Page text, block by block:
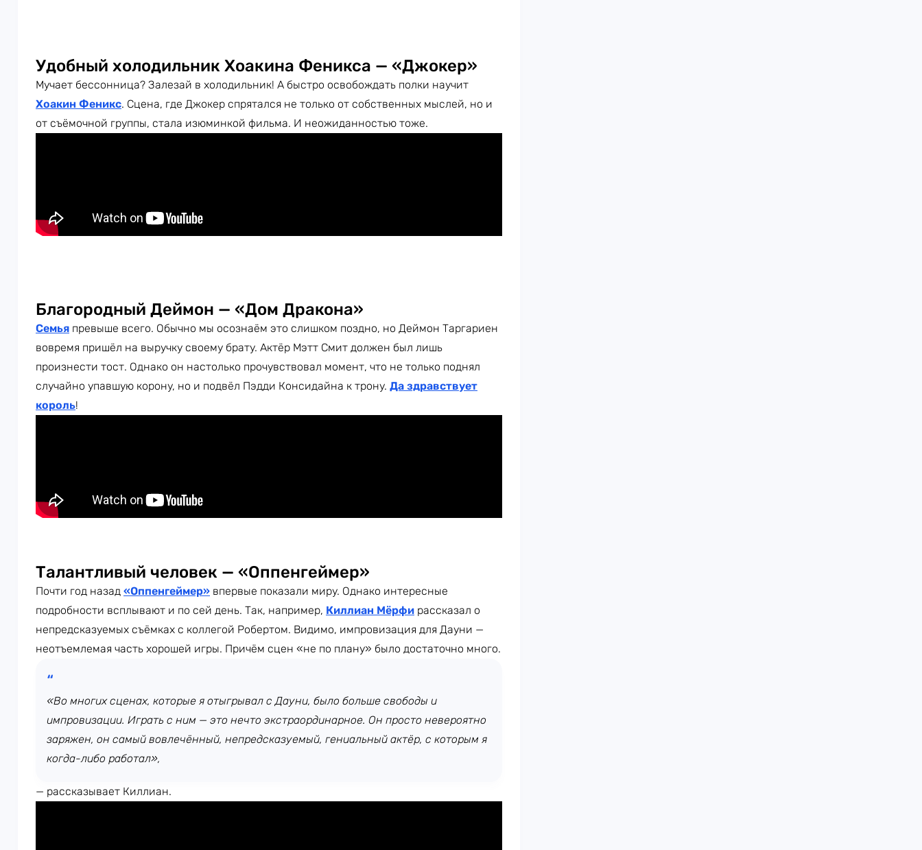
Удобный холодильник Хоакина Феникса — «Джокер»
Мучает бессонница? Залезай в холодильник! А быстро освобождать полки научит
Хоакин Феникс. Сцена, где Джокер спрятался не только от собственных мыслей, но и
от съёмочной группы, стала изюминкой фильма. И неожиданностью тоже.
Благородный Деймон — «Дом Дракона»
Семья превыше всего. Обычно мы осознаём это слишком поздно, но Деймон Таргариен
вовремя пришёл на выручку своему брату. Актёр Мэтт Смит должен был лишь
произнести тост. Однако он настолько прочувствовал момент, что не только поднял
случайно упавшую корону, но и подвёл Пэдди Консидайна к трону. Да здравствует
король!
Талантливый человек — «Оппенгеймер»
Почти год назад «Оппенгеймер» впервые показали миру. Однако интересные
подробности всплывают и по сей день. Так, например, Киллиан Мёрфи рассказал о
непредсказуемых съёмках с коллегой Робертом. Видимо, импровизация для Дауни —
неотъемлемая часть хорошей игры. Причём сцен «не по плану» было достаточно много.
«Во многих сценах, которые я отыгрывал с Дауни, было больше свободы и
импровизации. Играть с ним — это нечто экстраординарное. Он просто невероятно
заряжен, он самый вовлечённый, непредсказуемый, гениальный актёр, с которым я
когда-либо работал»,
— рассказывает Киллиан.